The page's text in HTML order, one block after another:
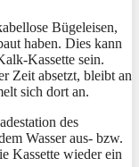
Bügeleisen,
haben. Dies kann
Kassette sein.
Zeit absetzt, bleibt an
sich dort an.
des
Wasser aus- bzw.
Kassette wieder ein